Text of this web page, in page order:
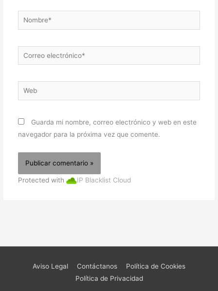
Nombre*
Correo
electrónico*
Web
Guarda mi nombre, correo electrónico y web en este
navegador para la próxima vez que comente.
Protected with IP Blacklist Cloud
Aviso Legal Contáctanos
Política de Cookies
Política de Privacidad